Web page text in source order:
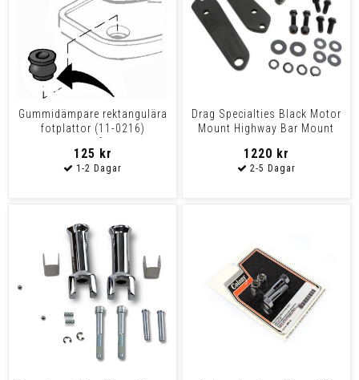
Gummidämpare rektangulära
fotplattor (11-0216)
125 kr
Drag Specialties Black Motor
Mount Highway Bar Mount
1220 kr